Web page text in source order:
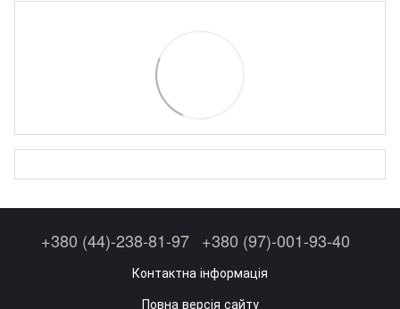
+380 (44)-238-81-97 +380 (97)-001-93-40
Контактна інформація
Повна версія сайту